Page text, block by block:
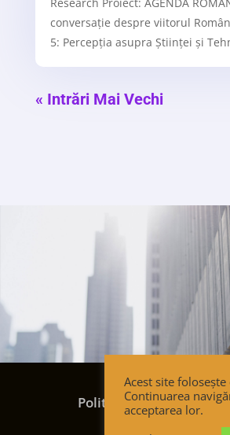
conversație despre viitorul
5: Percepția asupra Științei și
« Intrări Mai Vechi
Termeni și condiții
Politica de
Politica de cookies
Acest site folosește
Continuarea
acceptarea lor.